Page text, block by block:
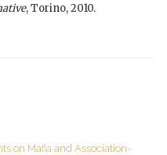
, Torino, 2010.
on Mafia and Association-